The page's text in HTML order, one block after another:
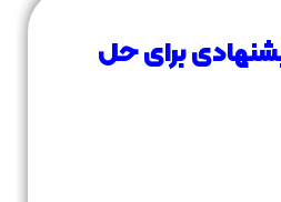
برای حل